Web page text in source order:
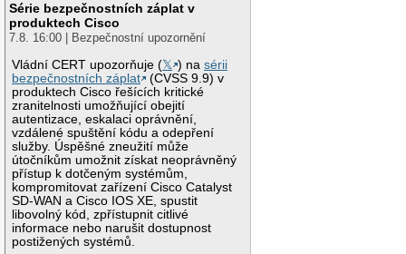
Série bezpečnostních záplat v
produktech Cisco
7.8. 16:00 | Bezpečnostní upozornění
Vládní CERT upozorňuje (𝕏 ) nasérii
bezpečnostních záplat
(CVSS 9.9) v
produktech Cisco řešících kritické
zranitelnosti umožňující obejití
autentizace, eskalaci oprávnění,
vzdálené spuštění kódu a odepření
služby. Úspěšné zneužití může
útočníkům umožnit získat neoprávněný
přístup k dotčeným systémům,
kompromitovat zařízení Cisco Catalyst
SD-WAN a Cisco IOS XE, spustit
libovolný kód, zpřístupnit citlivé
informace nebo narušit dostupnost
postižených systémů.